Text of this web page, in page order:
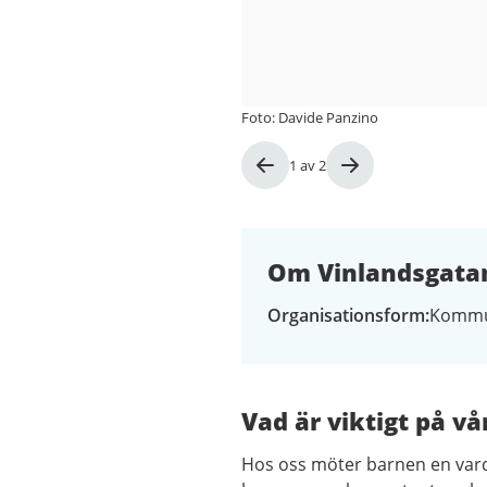
Bild
1 av2
Foto: Davide Panzino
Om
Organisationsform
Vad är viktigt på
Hos oss möter barnen en